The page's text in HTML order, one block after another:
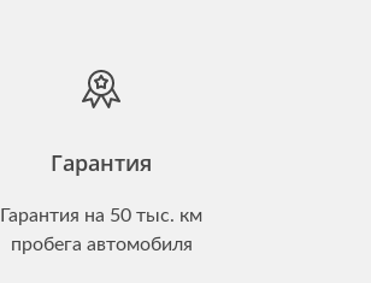
Гарантия
Гарантия на 50 тыс. км
пробега автомобиля